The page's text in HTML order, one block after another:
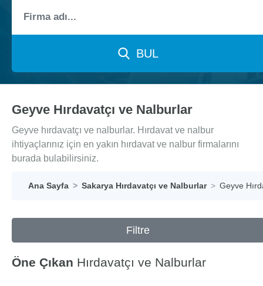
BUL
Geyve Hırdavatçı ve Nalburlar
Geyve hırdavatçı ve nalburlar. Hırdavat ve nalbur
ihtiyaçlarınız için en yakın hırdavat ve nalbur firmalarını
burada bulabilirsiniz.
Ana Sayfa Sakarya Hırdavatçı ve Nalburlar Geyve
Filtre
Öne Çıkan Hırdavatçı ve Nalburlar